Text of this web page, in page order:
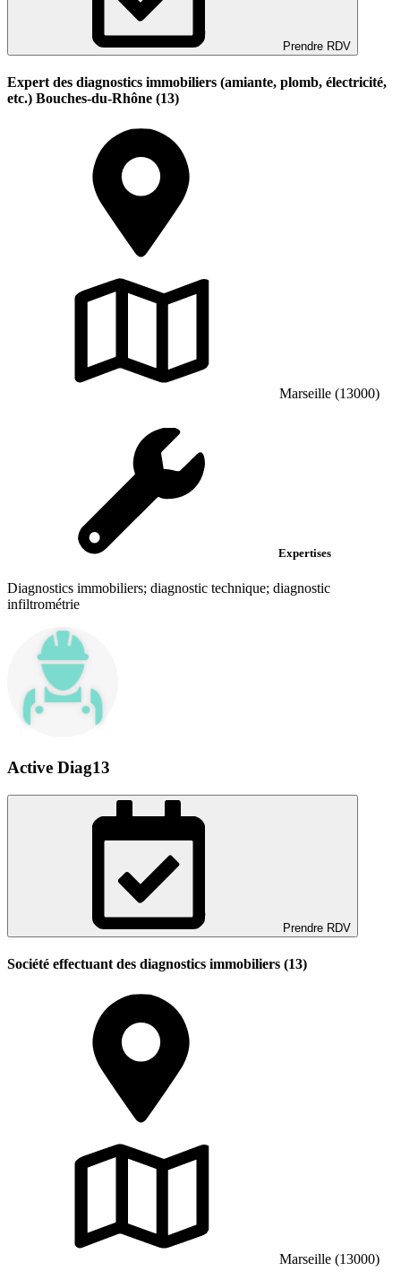
Prendre RDV
Expert des diagnostics immobiliers (amiante, plomb, électricité,
etc.) Bouches-du-Rhône (13)
Marseille (13000)
Expertises
Diagnostics immobiliers; diagnostic technique; diagnostic
infiltrométrie
Active Diag13
Prendre RDV
Société effectuant des diagnostics immobiliers (13)
Marseille (13000)